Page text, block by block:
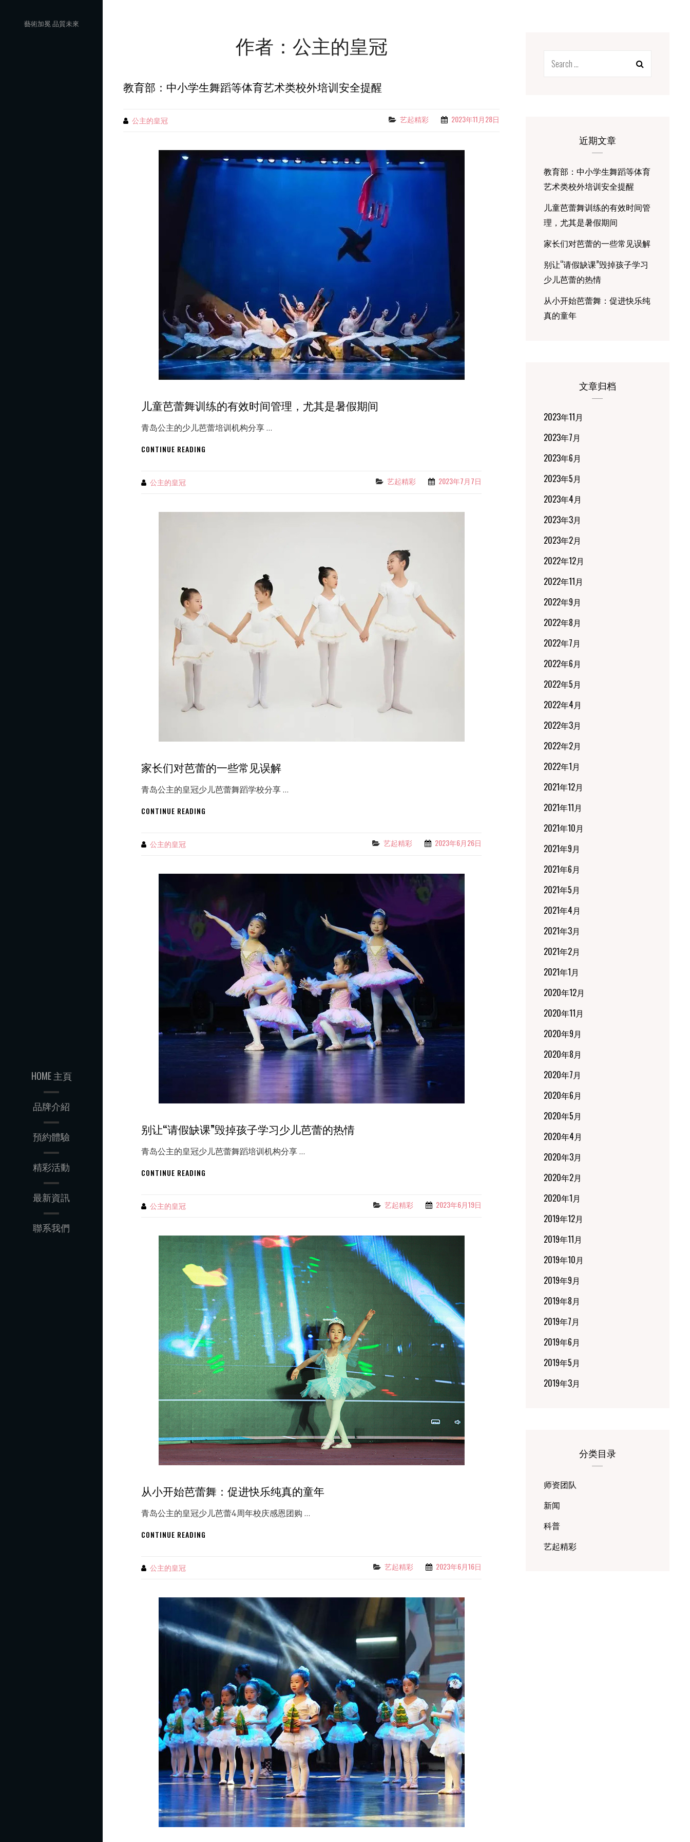
藝術加冕 品質未來
HOME 主頁
品牌介紹
預約體驗
精彩活動
最新資訊
聯系我們
作者： 公主的皇冠
教育部：中小学生舞蹈等体育艺术类校外培训安全提醒
By公主的皇冠 Categories
艺起精彩 2023年11月28日
儿童芭蕾舞训练的有效时间管理，尤其是暑假期间
青岛公主的少儿芭蕾培训机构分享 …
CONTINUE READING
练
是
暑
期
By公主的皇冠 Categories
艺起精彩 2023年7月7日
家长们对芭蕾的一些常见误解
青岛公主的皇冠少儿芭蕾舞蹈学校分享 …
CONTINUE READING
的
见
By公主的皇冠 Categories
艺起精彩 2023年6月26日
别让“请假缺课”毁掉孩子学习少儿芭蕾的热情
青岛公主的皇冠少儿芭蕾舞蹈培训机构分享 …
CONTINUE READING
孩
学
习
少
儿
芭
蕾
的
热
情
By公主的皇冠 Categories
艺起精彩 2023年6月19日
从小开始芭蕾舞：促进快乐纯真的童年
青岛公主的皇冠少儿芭蕾4周年校庆感恩团购 …
CONTINUE READING
舞：
促
快
乐
纯
年
By公主的皇冠 Categories
艺起精彩 2023年6月16日
Search
近期文章
教育部：中小学生舞蹈等体育
艺术类校外培训安全提醒
儿童芭蕾舞训练的有效时间管
理，尤其是暑假期间
家长们对芭蕾的一些常见误解
别让“请假缺课”毁掉孩子学习
少儿芭蕾的热情
从小开始芭蕾舞：促进快乐纯
真的童年
文章归档
2023年11月
2023年7月
2023年6月
2023年5月
2023年4月
2023年3月
2023年2月
2022年12月
2022年11月
2022年9月
2022年8月
2022年7月
2022年6月
2022年5月
2022年4月
2022年3月
2022年2月
2022年1月
2021年12月
2021年11月
2021年10月
2021年9月
2021年6月
2021年5月
2021年4月
2021年3月
2021年2月
2021年1月
2020年12月
2020年11月
2020年9月
2020年8月
2020年7月
2020年6月
2020年5月
2020年4月
2020年3月
2020年2月
2020年1月
2019年12月
2019年11月
2019年10月
2019年9月
2019年8月
2019年7月
2019年6月
2019年5月
2019年3月
分类目录
师资团队
新闻
科普
艺起精彩